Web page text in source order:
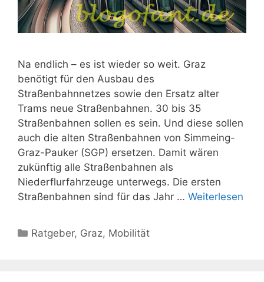
Na endlich – es ist wieder so weit. Graz
benötigt für den Ausbau des
Straßenbahnnetzes sowie den Ersatz alter
Trams neue Straßenbahnen. 30 bis 35
Straßenbahnen sollen es sein. Und diese sollen
auch die alten Straßenbahnen von Simmeing-
Graz-Pauker (SGP) ersetzen. Damit wären
zukünftig alle Straßenbahnen als
Niederflurfahrzeuge unterwegs. Die ersten
Straßenbahnen sind für das Jahr … Weiterlesen
Kategorien
Ratgeber, Graz, Mobilität